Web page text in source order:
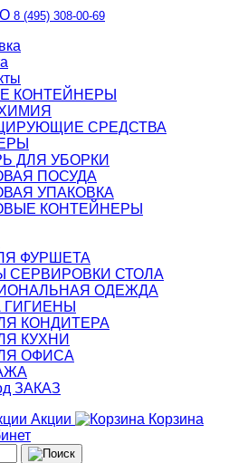
8 (495) 308-00-69
КОНТЕЙНЕРЫ
СРЕДСТВА
ДЛЯ УБОРКИ
ПОСУДА
УПАКОВКА
КОНТЕЙНЕРЫ
ФУРШЕТА
СЕРВИРОВКИ СТОЛА
ОДЕЖДА
ГИГИЕНЫ
КОНДИТЕРА
КУХНИ
ОФИСА
ЗАКАЗ
Акции
Корзина